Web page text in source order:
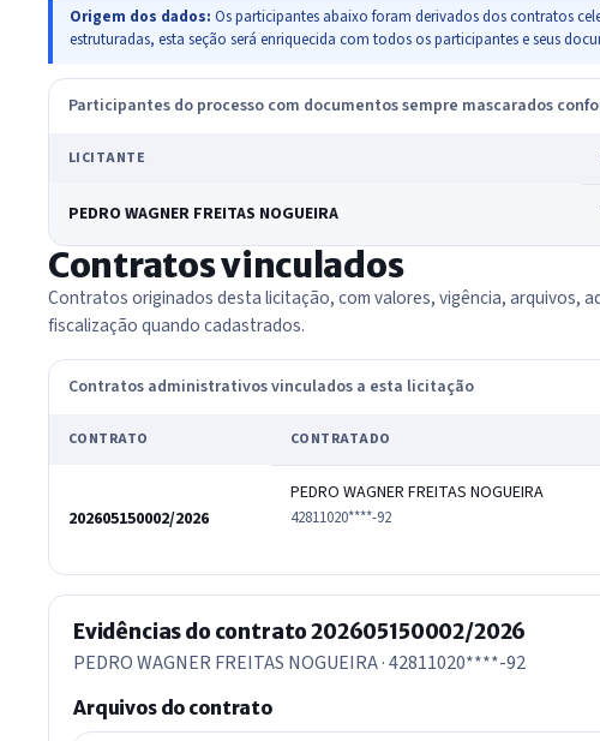
Origem dos dados: Os participantes abaixo foram derivados dos contratos
estruturadas, esta seção será enriquecida com todos os participantes e seus
Participantes do processo com documentos sempre mascarados
LICITANTE
PEDRO WAGNER FREITAS NOGUEIRA
Contratos vinculados
Contratos originados desta licitação, com valores, vigência, arquivos,
fiscalização quando cadastrados.
Contratos administrativos vinculados a esta licitação
CONTRATO CONTRATADO
202605150002/2026
PEDRO WAGNER FREITAS NOGUEIRA
42811020****-92
Evidências do contrato 202605150002/2026
PEDRO WAGNER FREITAS NOGUEIRA · 42811020****-92
Arquivos do contrato